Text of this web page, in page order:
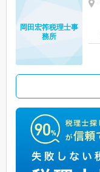
岡田宏筰税理士事
務所